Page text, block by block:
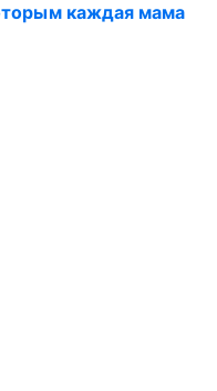
каждая мама